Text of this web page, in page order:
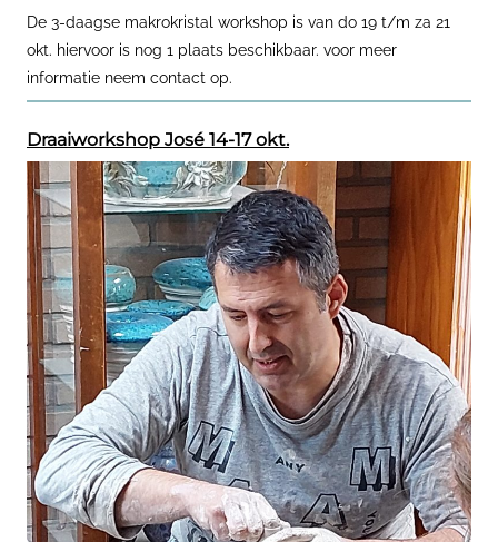
De 3-daagse makrokristal workshop is van do 19 t/m za 21
okt. hiervoor is nog 1 plaats beschikbaar. voor meer
informatie neem contact op.
Draaiworkshop José 14-17 okt.